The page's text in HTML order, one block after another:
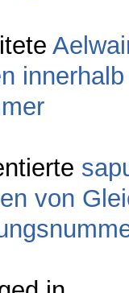
von